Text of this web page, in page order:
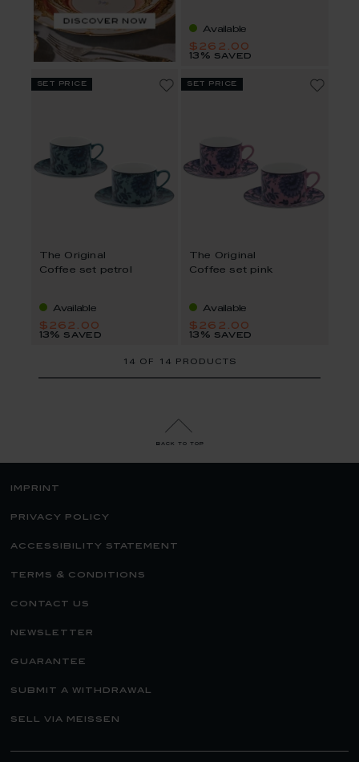
Available
$262.00
13% saved
set price
The Original
Coffee set petrol
Available
$262.00
13% saved
set price
The Original
Coffee set pink
Available
$262.00
13% saved
14 OF 14 PRODUCTS
back to top
imprint
privacy policy
accessibility statement
terms & conditions
contact us
newsletter
guarantee
submit a withdrawal
sell via meissen